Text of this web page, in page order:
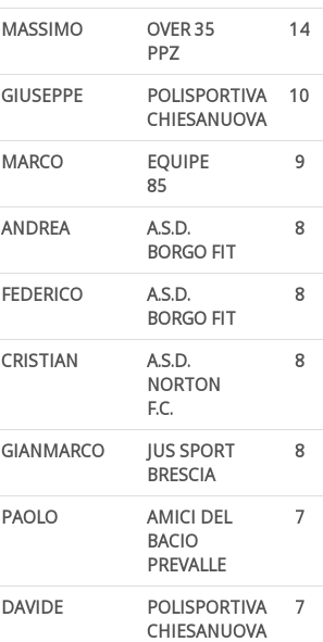
MASSIMO
OVER 35
PPZ
14
GIUSEPPE
POLISPORTIVA
CHIESANUOVA
10
MARCO
EQUIPE
85
9
ANDREA
A.S.D.
BORGO FIT
8
FEDERICO
A.S.D.
BORGO FIT
8
CRISTIAN
A.S.D.
NORTON
F.C.
8
GIANMARCO
JUS SPORT
BRESCIA
8
PAOLO
AMICI DEL
BACIO
PREVALLE
7
DAVIDE
POLISPORTIVA
CHIESANUOVA
7